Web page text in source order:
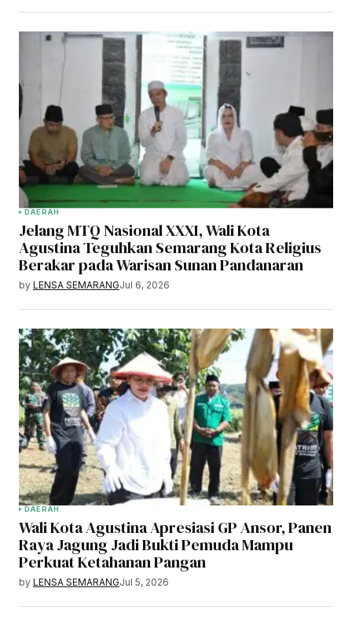
DAERAH
Jelang MTQ Nasional XXXI, Wali Kota
Agustina Teguhkan Semarang Kota Religius
Berakar pada Warisan Sunan Pandanaran
by LENSA SEMARANGJul 6, 2026
DAERAH
Wali Kota Agustina Apresiasi GP Ansor, Panen
Raya Jagung Jadi Bukti Pemuda Mampu
Perkuat Ketahanan Pangan
by LENSA SEMARANGJul 5, 2026